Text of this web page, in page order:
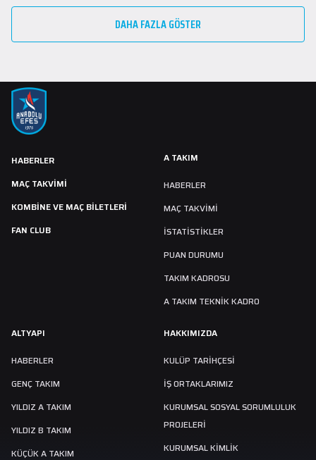
DAHA FAZLA GÖSTER
HABERLER
MAÇ TAKVIMI
KOMBİNE VE MAÇ BİLETLERİ
FAN CLUB
A TAKIM
HABERLER
MAÇ TAKVIMI
İSTATİSTİKLER
PUAN DURUMU
TAKIM KADROSU
A TAKIM TEKNİK KADRO
ALTYAPI
HABERLER
GENÇ TAKIM
YILDIZ A TAKIM
YILDIZ B TAKIM
KÜÇÜK A TAKIM
HAKKIMIZDA
KULÜP TARIHÇESI
İŞ ORTAKLARIMIZ
KURUMSAL SOSYAL SORUMLULUK
PROJELERİ
KURUMSAL KİMLİK